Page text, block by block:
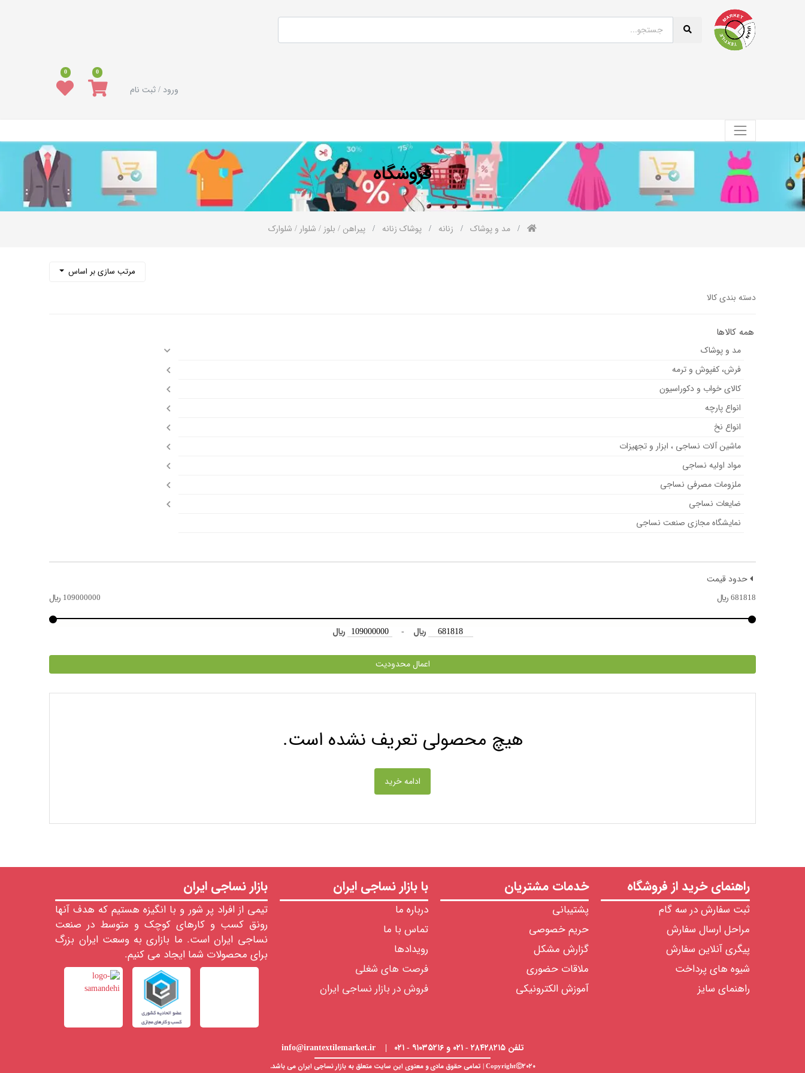
ورود / ثبت نام
0
0
فروشگاه
مد و پوشاک زنانه پوشاک زنانه پیراهن / بلوز / شلوار / شلوارک
مرتب سازی بر اساس
دسته بندی کالا
همه کالاها
مد و پوشاک
فرش، کفپوش و ترمه
کالای خواب و دکوراسیون
انواع پارچه
انواع نخ
ماشین آلات نساجی ، ابزار و تجهیزات
مواد اولیه نساجی
ملزومات مصرفی نساجی
ضایعات نساجی
نمایشگاه مجازی صنعت نساجی
حدود قیمت
681818 ﷼ 109000000 ﷼
﷼ - ﷼
اعمال محدودیت
هیچ محصولی تعریف نشده است.
ادامه خرید
راهنمای خرید از فروشگاه
ثبت سفارش در سه گام
مراحل ارسال سفارش
پیگری آنلاین سفارش
شیوه های پرداخت
راهنمای سایز
خدمات مشتریان
پشتیبانی
حریم خصوصی
گزارش مشکل
ملاقات حضوری
آموزش الکترونیکی
با بازار نساجی ایران
درباره ما
تماس با ما
رویدادها
فرصت های شغلی
فروش در بازار نساجی ایران
بازار نساجی ایران
تیمی از افراد پر شور و با انگیزه هستیم که هدف آنها
رونق کسب و کارهای کوچک و متوسط در صنعت
نساجی ایران است. ما بازاری به وسعت ایران بزرگ
برای محصولات شما ایجاد می کنیم.
تلفن ۲۸۴۲۸۲۱۵ - ۰۲۱ و ۹۱۰۳۵۲۱۶ - ۰۲۱ | info@irantextilemarket.ir
CopyrightⒸ۲۰۲۰ | تمامی حقوق مادی و معنوی این سایت متعلق به بازار نساجی ایران می باشد.